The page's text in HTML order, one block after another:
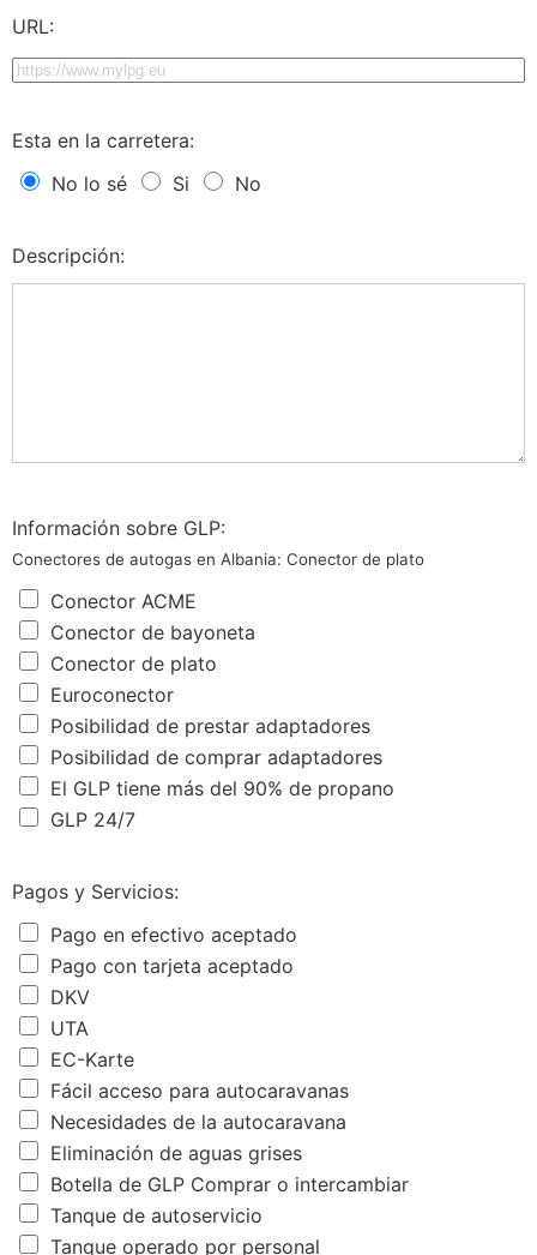
URL:
Esta en la carretera:
No lo sé
Si No
Descripción:
Información sobre GLP:
Conectores de autogas en Albania: Conector de plato
Conector ACME
Conector de bayoneta
Conector de plato
Euroconector
Posibilidad de prestar adaptadores
Posibilidad de comprar adaptadores
El GLP tiene más del 90% de propano
GLP 24/7
Pagos y Servicios:
Pago en efectivo aceptado
Pago con tarjeta aceptado
DKV
UTA
EC-Karte
Fácil acceso para autocaravanas
Necesidades de la autocaravana
Eliminación de aguas grises
Botella de GLP Comprar o intercambiar
Tanque de autoservicio
Tanque operado por personal